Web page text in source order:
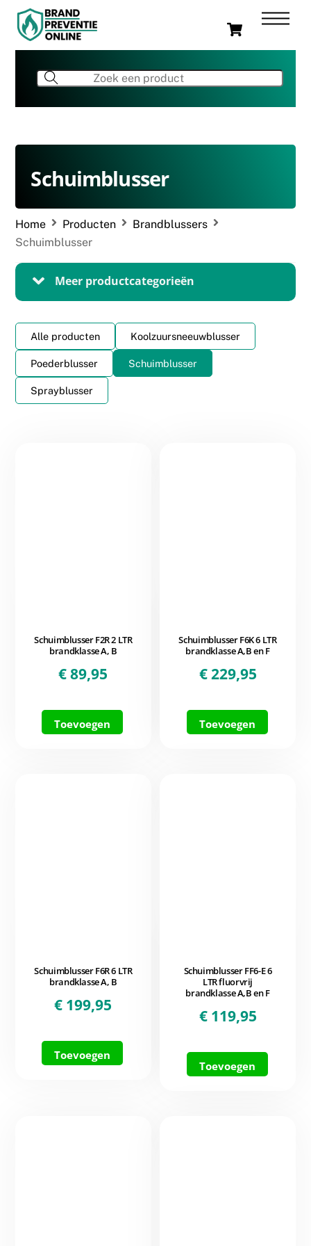
Skip
content
Cart
Schuimblusser
Home Producten
Brandblussers
Schuimblusser
Meer productcategorieën
Alle producten Koolzuursneeuwblusser
Poederblusser Schuimblusser
Sprayblusser
Schuimblusser F2R 2 LTR
brandklasse A, B
€89,95
Toevoegen
Schuimblusser F6K 6 LTR
brandklasse A,B en F
€229,95
Toevoegen
Schuimblusser F6R 6 LTR
brandklasse A, B
€ 199,95
Toevoegen
Schuimblusser FF6-E 6
LTR fluorvrij
brandklasse A,B en F
€119,95
Toevoegen